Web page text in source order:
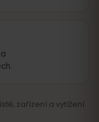
zařízení a vytížení